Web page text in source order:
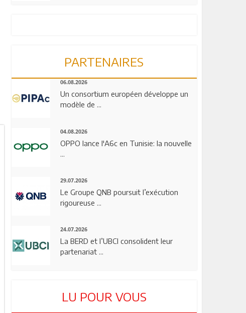
PARTENAIRES
06.08.2026
Un consortium européen développe un
modèle de ...
04.08.2026
OPPO lance l'A6c en Tunisie: la nouvelle
...
29.07.2026
Le Groupe QNB poursuit l’exécution
rigoureuse ...
24.07.2026
La BERD et l’UBCI consolident leur
partenariat ...
LU POUR VOUS